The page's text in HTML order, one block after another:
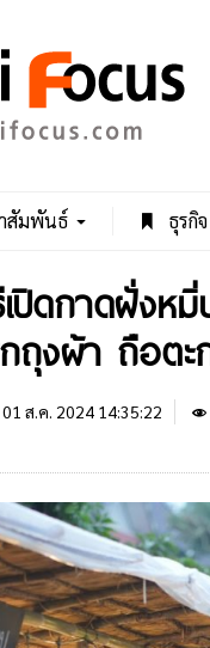
สัมพันธ์ ธุรกิ
ปิดกาดฝั่งห
งผ้า ถือตะ
01 ส.ค. 2024 14:35:22